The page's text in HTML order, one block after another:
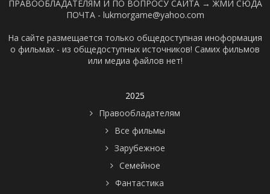
ПРАВООБЛАДАТЕЛЯМ И ПО ВОПРОСУ САЙТА → ЖМИ СЮДА
ПОЧТА - lukmorgame@yahoo.com
На сайте размещается только общедоступная иноформация
о фильмах - из общедоступных источников! Самих фильмов
или медиа файлов нет!
2025
Правообладателям
Все фильмы
Зарубежное
Семейное
Фантастика